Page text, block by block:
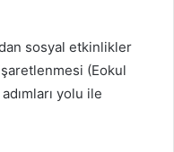
sosyal etkinlikler
(Eokul
yolu ile